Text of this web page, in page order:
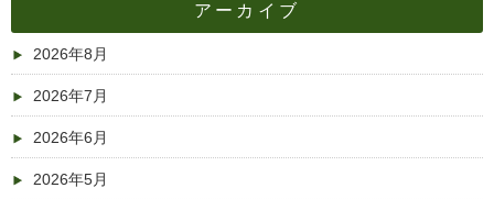
アーカイブ
2026年8月
2026年7月
2026年6月
2026年5月